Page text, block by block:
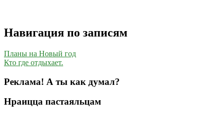
Навигация по записям
Планы на Новый год
Кто где отдыхает.
Реклама! А ты как думал?
Нраицца пастаяльцам